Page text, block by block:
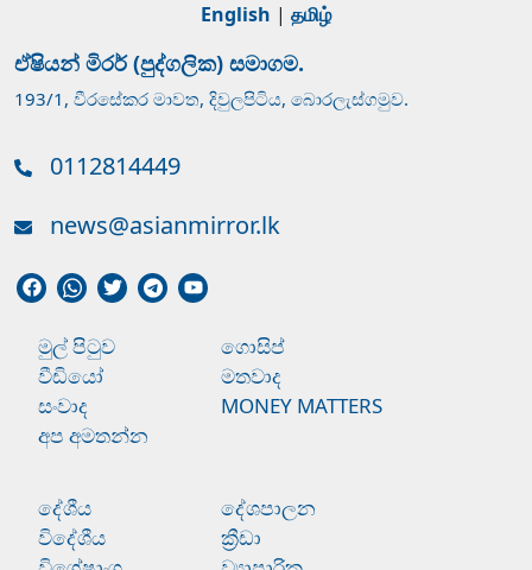
English | தமிழ்
ඒෂියන් මිරර් (පුද්ගලික) සමාගම.
193/1, වීරසේකර මාවත, දිවුලපිටිය, බොරලැස්ගමුව.
0112814449
news@asianmirror.lk
මුල් පිටුව
ගොසිප්
වීඩියෝ
මතවාද
සංවාද
MONEY MATTERS
අප අමතන්න
දේශීය
දේශපාලන
විදේශීය
ක්‍රීඩා